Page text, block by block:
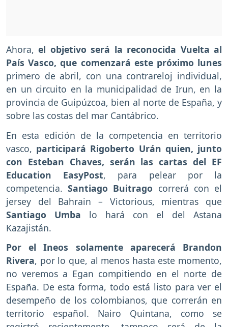
Ahora,el objetivo será la reconocida Vuelta al
País Vasco, que comenzará este próximo lunes
primero de abril, con una contrareloj individual,
en un circuito en la municipalidad de Irun, en la
provincia de Guipúzcoa, bien al norte de España, y
sobre las costas del mar Cantábrico.
En esta edición de la competencia en territorio
vasco, participará Rigoberto Urán quien, junto
con Esteban Chaves, serán las cartas del EF
Education EasyPost, para pelear por la
competencia.Santiago Buitrago correrá con el
jersey del Bahrain – Victorious, mientras que
Santiago Umba lo hará con el del Astana
Kazajistán.
Por el Ineos solamente aparecerá Brandon
Rivera, por lo que, al menos hasta este momento,
no veremos a Egan compitiendo en el norte de
España. De esta forma, todo está listo para ver el
desempeño de los colombianos, que correrán en
territorio español. Nairo Quintana, como se